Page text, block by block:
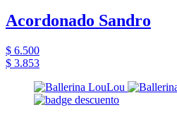
Acordonado Sandro
$ 6.500
$ 3.853